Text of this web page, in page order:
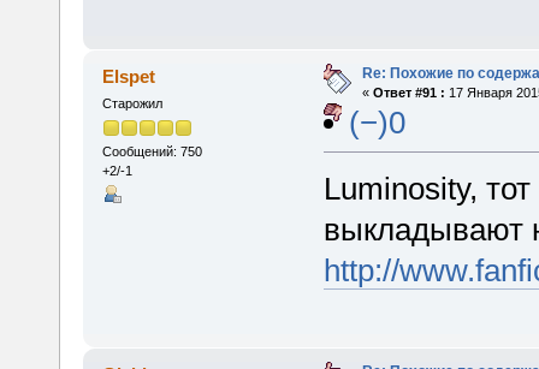
Elspet
Старожил
Сообщений: 750
+2/-1
Re: Похожие по
« Ответ #91 : 17 Января
(−)0
Luminosity,
выкладывают
http://